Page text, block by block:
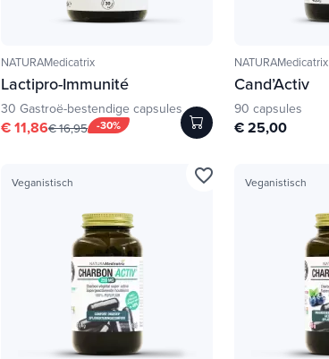
NATURAMedicatrix
Lactipro-Immunité
30 Gastroë-bestendige capsules
-30%
€ 11,86€ 16,95
NATURAMedicatrix
Cand’Activ
90 capsules
€ 25,00
Veganistisch favorite_border Veganistisch